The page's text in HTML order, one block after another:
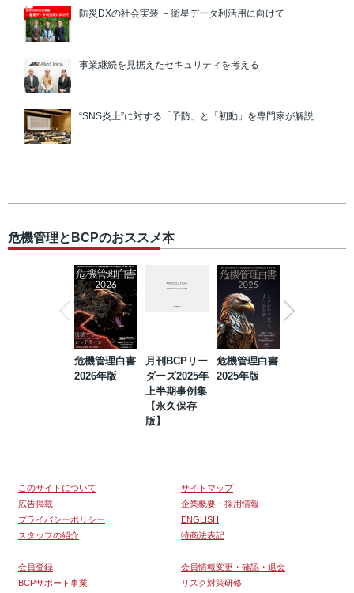
防災DXの社会実装 －衛星データ利活用に向けて
事業継続を見据えたセキュリティを考える
“SNS炎上”に対する「予防」と「初動」を専門家が解説
危機管理とBCPのおススメ本
危機管理白書
2026年版
月刊BCPリー
ダーズ2025年
上半期事例集
【永久保存
版】
危機管理白書
2025年版
このサイトについて
サイトマップ
広告掲載
企業概要・採用情報
プライバシーポリシー
ENGLISH
スタッフの紹介
特商法表記
会員登録
会員情報変更・確認・退会
BCPサポート事業
リスク対策研修